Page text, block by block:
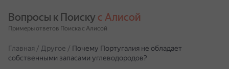
Вопросы к Поиску с Алисой
Примеры ответов Поиска с Алисой
Главная / Другое / Почему Португалия не обладает
собственными запасами углеводородов?